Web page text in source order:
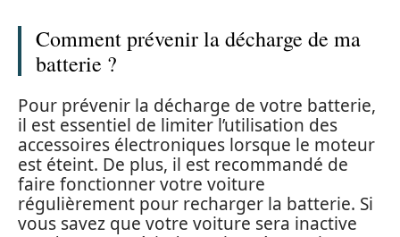
Comment prévenir la décharge de ma
batterie ?
Pour prévenir la décharge de votre batterie,
il est essentiel de limiter l’utilisation des
accessoires électroniques lorsque le moteur
est éteint. De plus, il est recommandé de
faire fonctionner votre voiture
régulièrement pour recharger la batterie. Si
vous savez que votre voiture sera inactive